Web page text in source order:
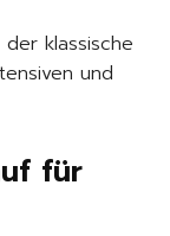
klassische
und
für